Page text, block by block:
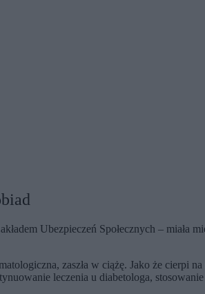
Ubezpieczeń Społecznych –
zaszła w ciążę. Jako że
leczenia u diabetologa,